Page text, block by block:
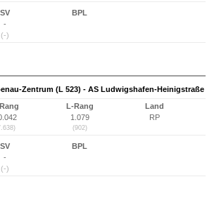
SV
-
(-)
BPL
Zentrum (L 523) - AS Ludwigshafen-Heinigstraße
L-Rang
1.079
(902)
Land
RP
SV
-
(-)
BPL